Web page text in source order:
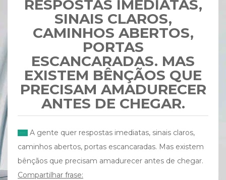
RESPOSTAS IMEDIATAS,
SINAIS CLAROS,
CAMINHOS ABERTOS,
PORTAS
ESCANCARADAS. MAS
EXISTEM BÊNÇÃOS QUE
PRECISAM AMADURECER
ANTES DE CHEGAR.
A gente quer respostas imediatas, sinais claros,
caminhos abertos, portas escancaradas. Mas existem
bênçãos que precisam amadurecer antes de chegar.
Compartilhar frase: